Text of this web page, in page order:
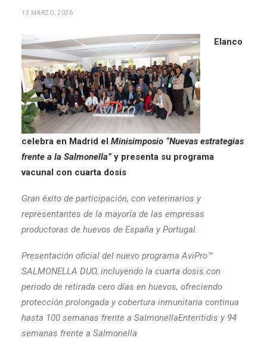
13 MARZO, 2026
Elanco
celebra en Madrid el Minisimposio “Nuevas estrategias
frente a la Salmonella”y presenta su programa
vacunal con cuarta dosis
Gran éxito de participación, con veterinarios y
representantes de la mayoría de las empresas
productoras de huevos de España y Portugal.
Presentación oficial del nuevo programa AviPro™
SALMONELLA DUO, incluyendo la cuarta dosis con
periodo de retirada cero días en huevos, ofreciendo
protección prolongada y cobertura inmunitaria continua
hasta 100 semanas frente a SalmonellaEnteritidis y 94
semanas frente a Salmonella